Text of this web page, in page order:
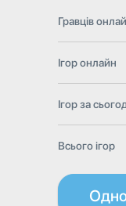
Гравців
Ігор онлайн
Ігор за
Всього ігор